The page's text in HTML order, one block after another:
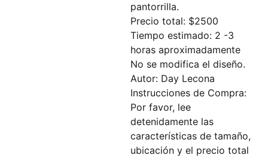
pantorrilla.
Precio total: $2500
Tiempo estimado: 2 -3
horas aproximadamente
No se modifica el diseño.
Autor: Day Lecona
Instrucciones de Compra:
Por favor, lee
detenidamente las
características de tamaño,
ubicación y el precio total